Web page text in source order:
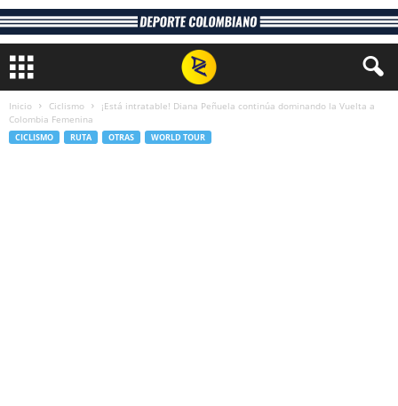
Inicio Ciclismo
¡Está intratable! Diana Peñuela continúa dominando la Vuelta a
Colombia Femenina
CICLISMO RUTA OTRAS WORLD TOUR